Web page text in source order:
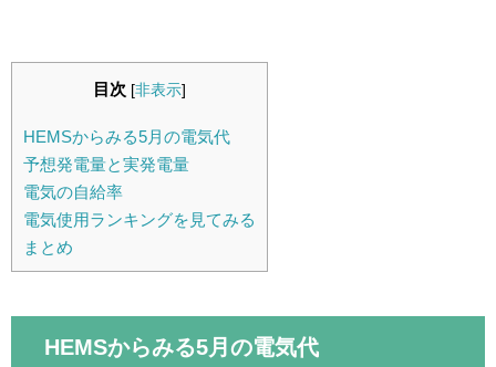
目次 [非表示]
HEMSからみる5月の電気代
予想発電量と実発電量
電気の自給率
電気使用ランキングを見てみる
まとめ
HEMSからみる5月の電気代